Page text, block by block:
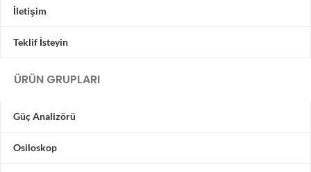
İletişim
Teklif İsteyin
ÜRÜN GRUPLARI
Güç Analizörü
Osiloskop